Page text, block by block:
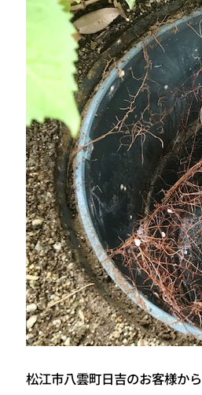
松江市八雲町日吉のお客様から